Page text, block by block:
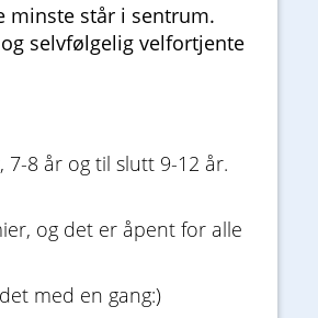
minste står i sentrum.
selvfølgelig velfortjente
8 år og til slutt 9-12 år.
og det er åpent for alle
med en gang:)